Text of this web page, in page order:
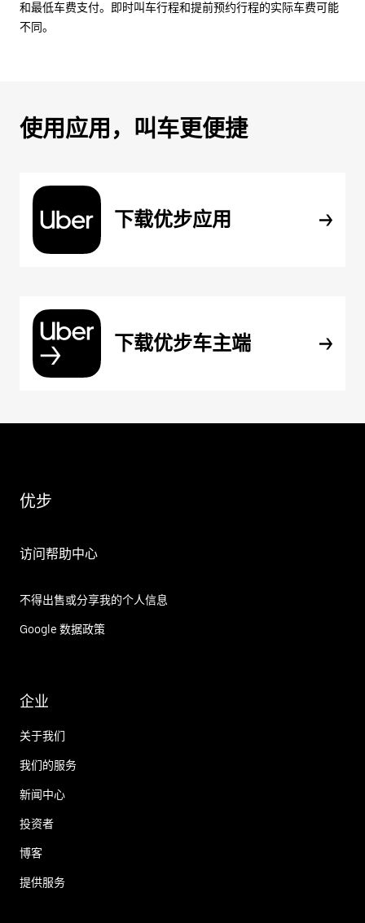
和最低车费支付。即时叫车行程和提前预约行程的实际车费可能
不同。
使用应用，叫车更便捷
下载优步应用
下载优步车主端
优步
访问帮助中心
不得出售或分享我的个人信息
Google 数据政策
企业
关于我们
我们的服务
新闻中心
投资者
博客
提供服务